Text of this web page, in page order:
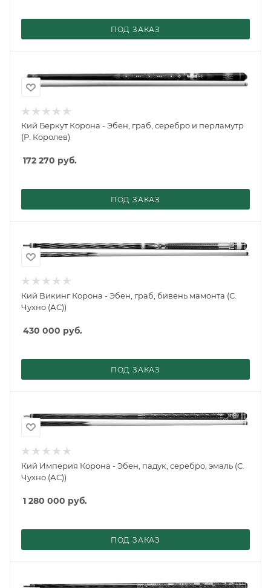
ПОД ЗАКАЗ
Кий Беркут Корона - Эбен, граб, серебро и перламутр
(Р. Королев)
172 270 руб.
ПОД ЗАКАЗ
Кий Викинг Корона - Эбен, граб, бивень мамонта (С.
Чухно (АС))
430 000 руб.
ПОД ЗАКАЗ
Кий Империя Корона - Эбен, падук, серебро, эмаль (С.
Чухно (АС))
1 280 000 руб.
ПОД ЗАКАЗ